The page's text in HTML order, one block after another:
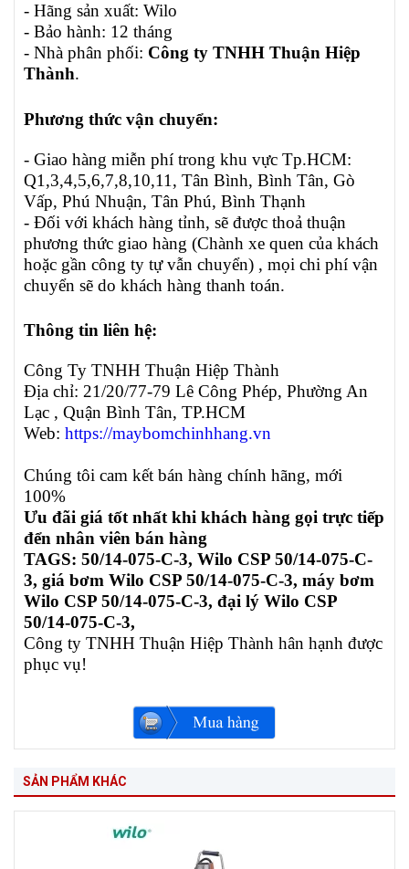
- Hãng sản xuất: Wilo
- Bảo hành: 12 tháng
- Nhà phân phối: Công ty TNHH Thuận Hiệp
Thành.
Phương thức vận chuyển:
- Giao hàng miễn phí trong khu vực Tp.HCM:
Q1,3,4,5,6,7,8,10,11, Tân Bình, Bình Tân, Gò
Vấp, Phú Nhuận, Tân Phú, Bình Thạnh
- Đối với khách hàng tỉnh, sẽ được thoả thuận
phương thức giao hàng (Chành xe quen của khách
hoặc gần công ty tự vẫn chuyển) , mọi chi phí vận
chuyển sẽ do khách hàng thanh toán.
Thông tin liên hệ:
Công Ty TNHH Thuận Hiệp Thành
Địa chỉ: 21/20/77-79 Lê Công Phép, Phường An
Lạc , Quận Bình Tân, TP.HCM
Web: https://maybomchinhhang.vn
Chúng tôi cam kết bán hàng chính hãng, mới
100%
Ưu đãi giá tốt nhất khi khách hàng gọi trực tiếp
đển nhân viên bán hàng
TAGS: 50/14-075-C-3, Wilo CSP 50/14-075-C-
3, giá bơm Wilo CSP 50/14-075-C-3, máy bơm
Wilo CSP 50/14-075-C-3, đại lý Wilo CSP
50/14-075-C-3,
Công ty TNHH Thuận Hiệp Thành hân hạnh được
phục vụ!
SẢN PHẨM KHÁC